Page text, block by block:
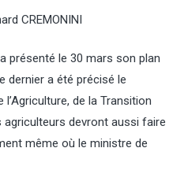
CREMONINI
présenté le 30 mars son plan
dernier a été précisé le
de la Transition
agriculteurs devront aussi faire
même où le ministre de